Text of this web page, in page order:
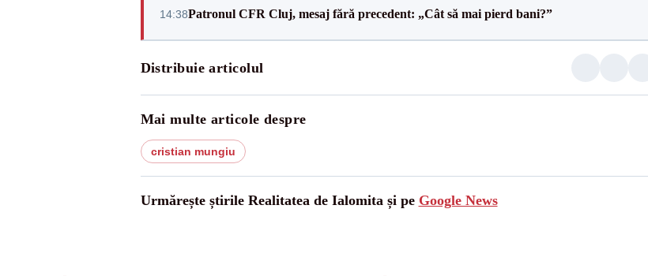
14:38Patronul CFR Cluj, mesaj fără precedent: „Cât să mai pierd bani?”
Distribuie articolul
Mai multe articole despre
cristian mungiu
Urmărește știrile Realitatea de Ialomita și pe Google News